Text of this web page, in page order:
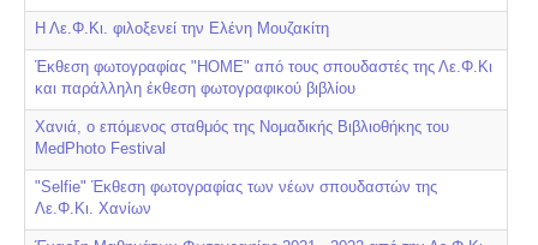
Η Λε.Φ.Κι. φιλοξενεί την Ελένη Μουζακίτη
Έκθεση φωτογραφίας "HOME" από τους σπουδαστές της Λε.Φ.Κι
και παράλληλη έκθεση φωτογραφικού βιβλίου
Χανιά, ο επόμενος σταθμός της Νομαδικής Βιβλιοθήκης του
MedPhoto Festival
"Selfie" Έκθεση φωτογραφίας των νέων σπουδαστών της
Λε.Φ.Κι. Χανίων